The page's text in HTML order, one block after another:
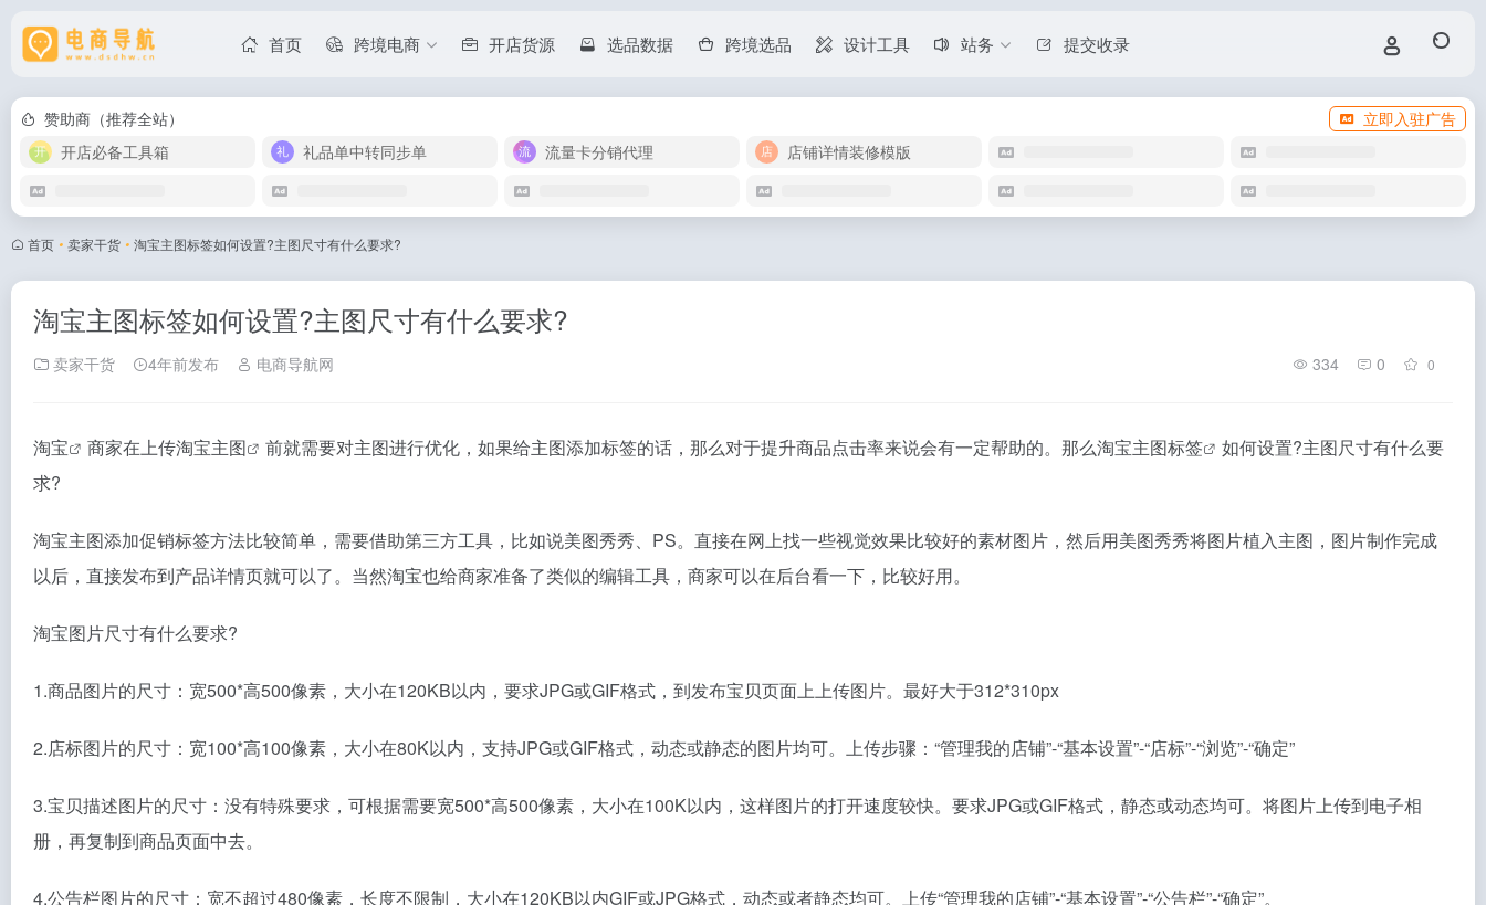
首页 跨境电商 开店货源 选品数据 跨境选品 设计工具 站务 提交收录
赞助商（推荐全站）
立即入驻广告
开店必备工具箱
礼品单中转同步单 流量卡分销代理 店铺详情装修模版
首页 • 卖家干货 • 淘宝主图标签如何设置?主图尺寸有什么要求?
淘宝主图标签如何设置?主图尺寸有什么要求?
卖家干货 4年前发布 电商导航网 334 0 0
淘宝 商家在上传淘宝主图 前就需要对主图进行优化，如果给主图添加标签的话，那么对于提升商品点击率来说会有一定帮助的。那么淘宝主图标签
如何设置?主图尺寸有什么要
求?
淘宝主图添加促销标签方法比较简单，需要借助第三方工具，比如说美图秀秀、PS。直接在网上找一些视觉效果比较好的素材图片，然后用美图秀秀将图片植入主图，图片制作完成
以后，直接发布到产品详情页就可以了。当然淘宝也给商家准备了类似的编辑工具，商家可以在后台看一下，比较好用。
淘宝图片尺寸有什么要求?
1.商品图片的尺寸：宽500*高500像素，大小在120KB以内，要求JPG或GIF格式，到发布宝贝页面上上传图片。最好大于312*310px
2.店标图片的尺寸：宽100*高100像素，大小在80K以内，支持JPG或GIF格式，动态或静态的图片均可。上传步骤：“管理我的店铺”-“基本设置”-“店标”-“浏览”-“确定”
3.宝贝描述图片的尺寸：没有特殊要求，可根据需要宽500*高500像素，大小在100K以内，这样图片的打开速度较快。要求JPG或GIF格式，静态或动态均可。将图片上传到电子相
册，再复制到商品页面中去。
4.公告栏图片的尺寸：宽不超过480像素，长度不限制，大小在120KB以内GIF或JPG格式，动态或者静态均可。上传“管理我的店铺”-“基本设置”-“公告栏”-“确定”。